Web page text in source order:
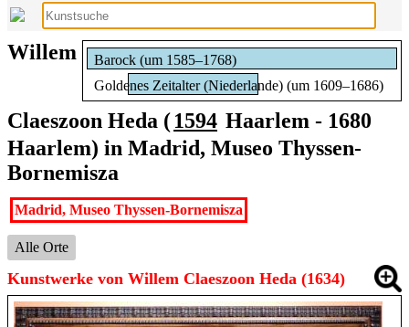
Barock (um 1585–1768)
Goldenes Zeitalter (Niederlande) (um 1609–1686)
Willem
Claeszoon Heda (1594 Haarlem - 1680
Haarlem) in Madrid, Museo Thyssen-
Bornemisza
Madrid, Museo Thyssen-Bornemisza
Alle Orte
Kunstwerke von Willem Claeszoon Heda (1634)